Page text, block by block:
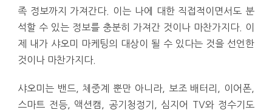
족 정보까지 가져간다. 이는 나에 대한 직접적이면서도 분
석할 수 있는 정보를 충분히 가져간 것이나 마찬가지다. 이
제 내가 샤오미 마케팅의 대상이 될 수 있다는 것을 선언한
것이나 마찬가지다.
샤오미는 밴드, 체중계 뿐만 아니라, 보조 배터리, 이어폰,
스마트 전등, 액션캠, 공기청정기, 심지어 TV와 정수기도